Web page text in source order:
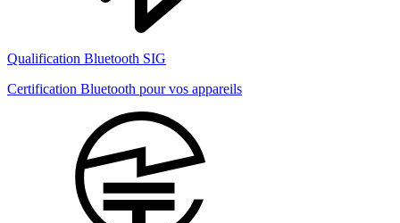
Qualification Bluetooth SIG
Certification Bluetooth pour vos appareils